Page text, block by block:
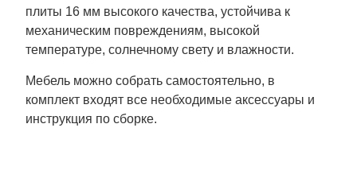
плиты 16 мм высокого качества, устойчива к
механическим повреждениям, высокой
температуре, солнечному свету и влажности.
Мебель можно собрать самостоятельно, в
комплект входят все необходимые аксессуары и
инструкция по сборке.